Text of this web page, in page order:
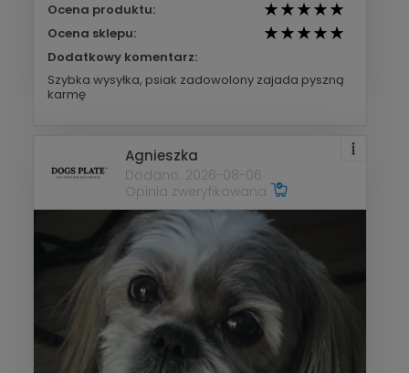
Ocena produktu:
Ocena sklepu:
Dodatkowy komentarz:
Szybka wysyłka, psiak zadowolony zajada pyszną
karmę
Agnieszka
Dodano: 2026-08-06
Opinia zweryfikowana